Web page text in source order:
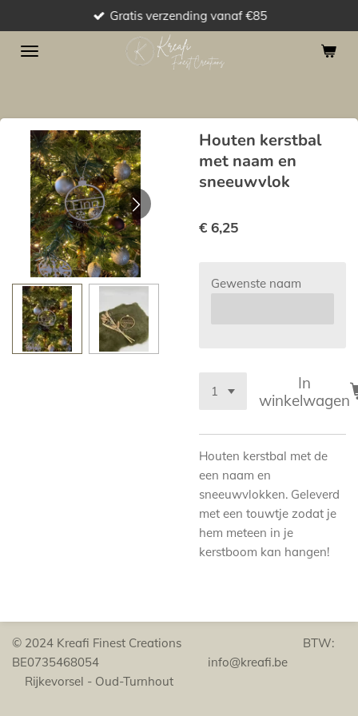
direct
naar
Gratis verzending vanaf €85
Houten kerstbal
met naam en
sneeuwvlok
€ 6,25
Gewenste naam
In
winkelwagen
Houten kerstbal met de
een naam en
sneeuwvlokken. Geleverd
met een touwtje zodat je
hem meteen in je
kerstboom kan hangen!
© 2024 Kreafi Finest Creations BTW:
BE0735468054 info@kreafi.be
Rijkevorsel - Oud-Turnhout